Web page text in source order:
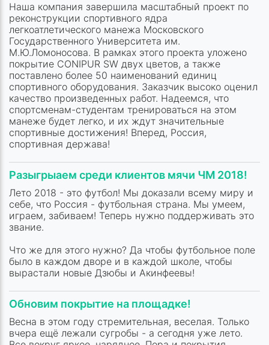
Наша компания завершила масштабный проект по
реконструкции спортивного ядра
легкоатлетического манежа Московского
Государственного Университета им.
М.Ю.Ломоносова. В рамках этого проекта уложено
покрытие CONIPUR SW двух цветов, а также
поставлено более 50 наименований единиц
спортивного оборудования. Заказчик высоко оценил
качество произведенных работ. Надеемся, что
спортсменам-студентам тренироваться на этом
манеже будет легко, и их ждут значительные
спортивные достижения! Вперед, Россия,
спортивная держава!
Разыгрыаем среди клиентов мячи ЧМ 2018!
Лето 2018 - это футбол! Мы доказали всему миру и
себе, что Россия - футбольная страна. Мы умеем,
играем, забиваем! Теперь нужно поддерживать это
звание.
Что же для этого нужно? Да чтобы футбольное поле
было в каждом дворе и в каждой школе, чтобы
вырастали новые Дзюбы и Акинфеевы!
Обновим покрытие на площадке!
Весна в этом году стремительная, веселая. Только
вчера ещё лежали сугробы - а сегодня уже лето.